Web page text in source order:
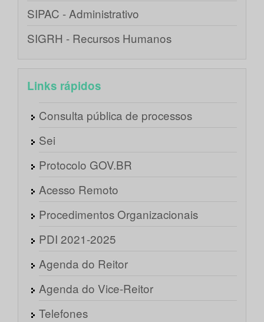
SIPAC - Administrativo
SIGRH - Recursos Humanos
Links rápidos
Consulta pública de processos
Sei
Protocolo GOV.BR
Acesso Remoto
Procedimentos Organizacionais
PDI 2021-2025
Agenda do Reitor
Agenda do Vice-Reitor
Telefones